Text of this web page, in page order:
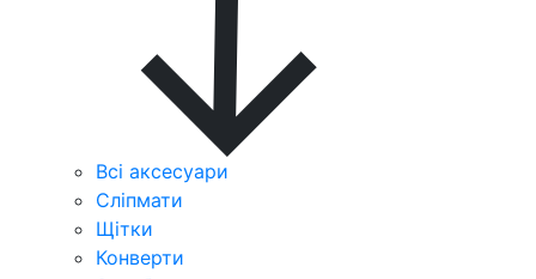
Всі аксесуари
Сліпмати
Щітки
Конверти